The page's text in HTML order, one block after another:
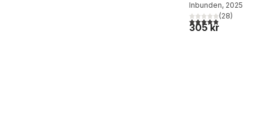
Lindeblad ,Caroline
Bankler
Inbunden, 2025
4,9utav 5 stjärnor.
(28)
305 kr